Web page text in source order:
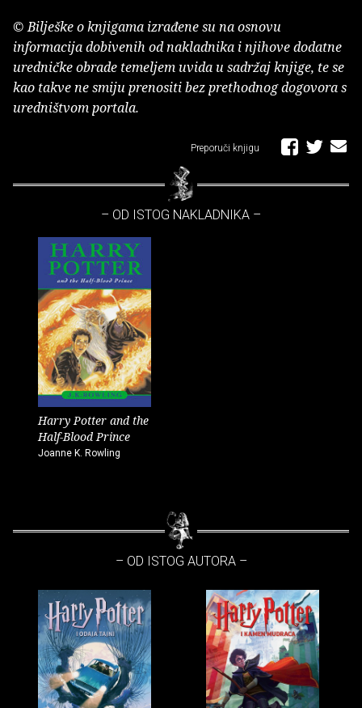
© Bilješke o knjigama izrađene su na osnovu
informacija dobivenih od nakladnika i njihove dodatne
uredničke obrade temeljem uvida u sadržaj knjige, te se
kao takve ne smiju prenositi bez prethodnog dogovora s
uredništvom portala.
Preporuči knjigu
– OD ISTOG NAKLADNIKA –
Harry Potter and the
Half-Blood Prince
Joanne K. Rowling
– OD ISTOG AUTORA –